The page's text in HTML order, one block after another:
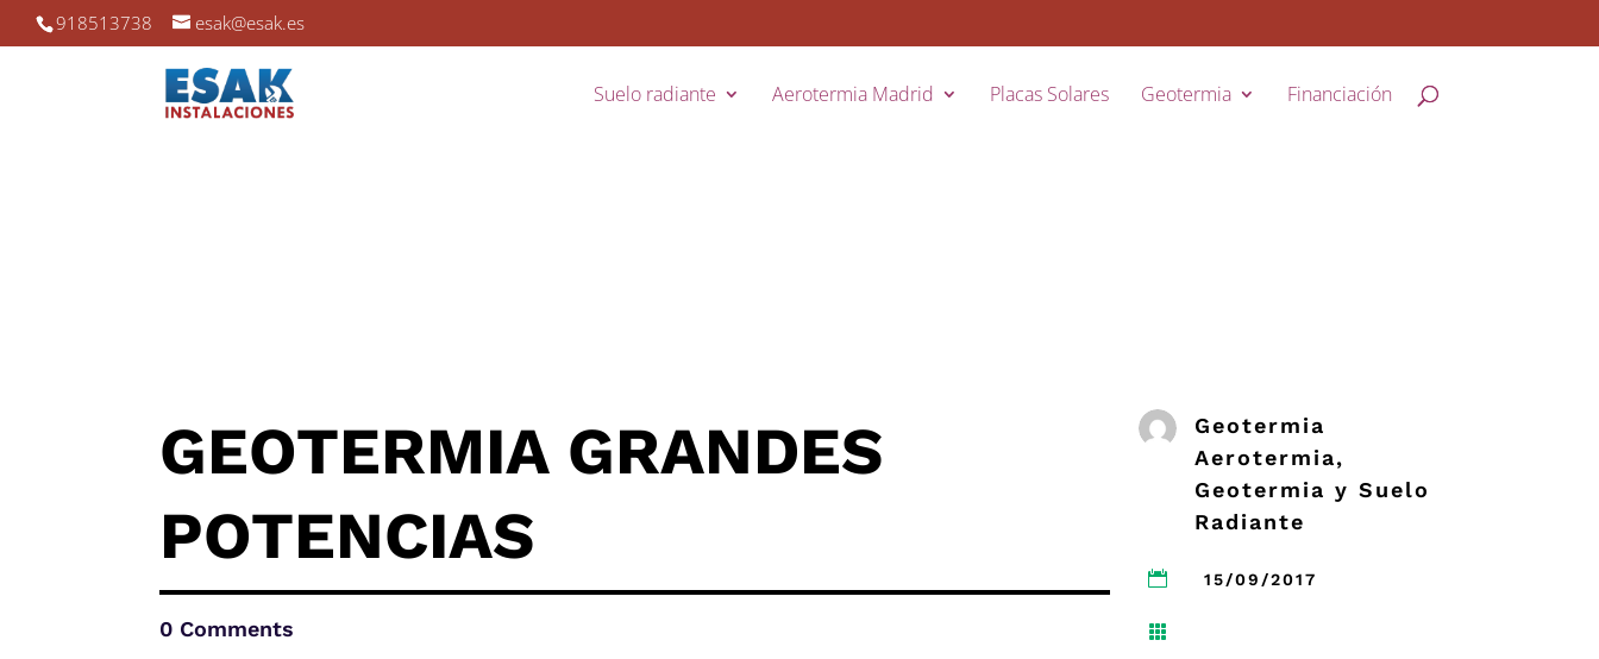
918513738 esak@esak.es
Suelo radiante Aerotermia Madrid Placas Solares Geotermia Financiación
GEOTERMIA GRANDES
POTENCIAS
0 Comments
Geotermia
Aerotermia,
Geotermia y Suelo
Radiante
 15/09/2017
